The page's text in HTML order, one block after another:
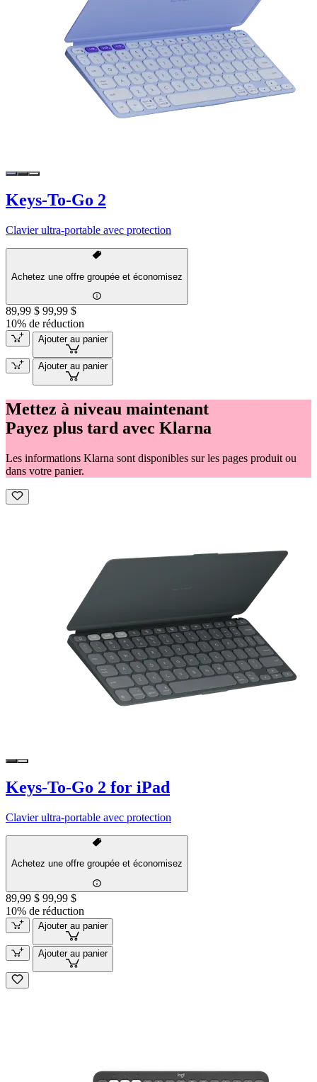
Keys-To-Go 2
Clavier ultra-portable avec protection
Achetez une offre groupée et économisez
89,99 $ 99,99 $
10% de réduction
Ajouter au panier
Ajouter au panier
Mettez à niveau maintenant
Payez plus tard avec Klarna
Les informations Klarna sont disponibles sur les pages produit ou
dans votre panier.
Keys-To-Go 2 for iPad
Clavier ultra-portable avec protection
Achetez une offre groupée et économisez
89,99 $ 99,99 $
10% de réduction
Ajouter au panier
Ajouter au panier